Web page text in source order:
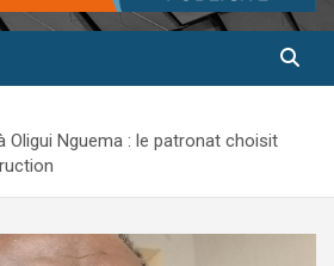
Oligui Nguema : le patronat choisit